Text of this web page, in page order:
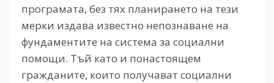
програмата, без тях планирането на тези
мерки издава известно непознаване на
фундаментите на система за социални
помощи. Тъй като и понастоящем
гражданите, които получават социални